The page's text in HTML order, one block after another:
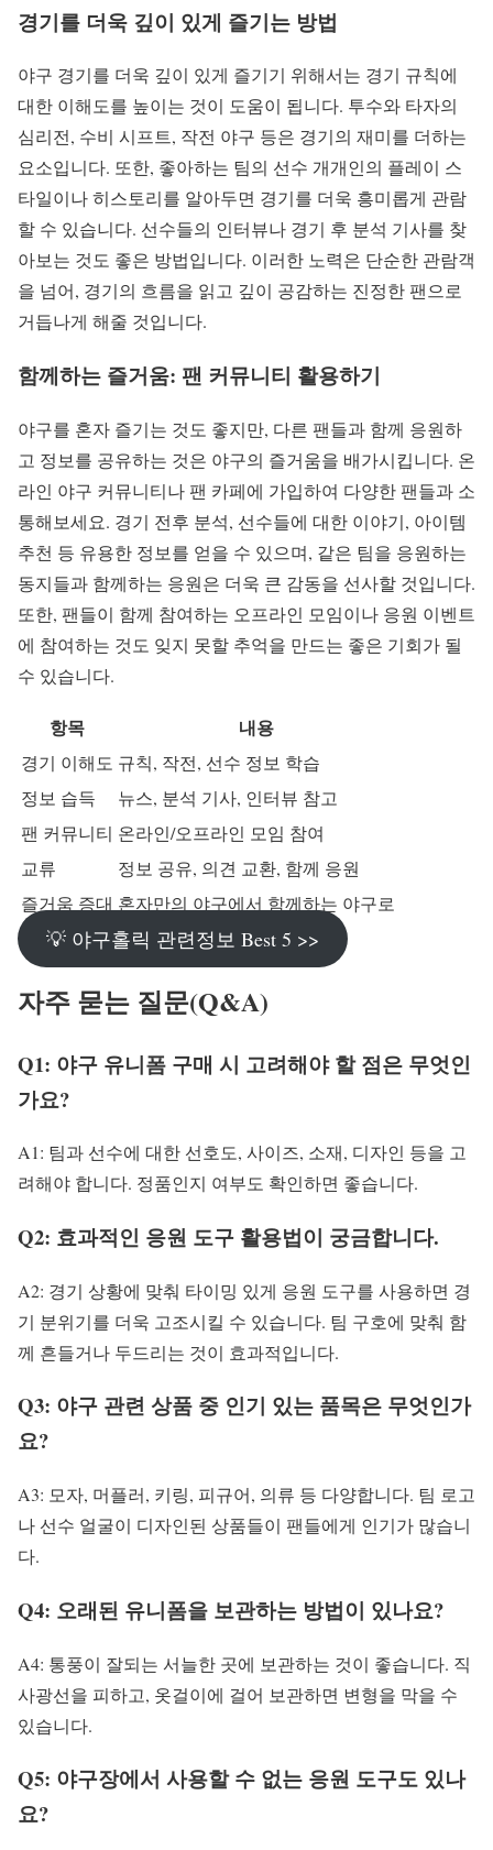
경기를 더욱 깊이 있게 즐기는 방법
야구 경기를 더욱 깊이 있게 즐기기 위해서는 경기 규칙에
대한 이해도를 높이는 것이 도움이 됩니다. 투수와 타자의
심리전, 수비 시프트, 작전 야구 등은 경기의 재미를 더하는
요소입니다. 또한, 좋아하는 팀의 선수 개개인의 플레이 스
타일이나 히스토리를 알아두면 경기를 더욱 흥미롭게 관람
할 수 있습니다. 선수들의 인터뷰나 경기 후 분석 기사를 찾
아보는 것도 좋은 방법입니다. 이러한 노력은 단순한 관람객
을 넘어, 경기의 흐름을 읽고 깊이 공감하는 진정한 팬으로
거듭나게 해줄 것입니다.
함께하는 즐거움: 팬 커뮤니티 활용하기
야구를 혼자 즐기는 것도 좋지만, 다른 팬들과 함께 응원하
고 정보를 공유하는 것은 야구의 즐거움을 배가시킵니다. 온
라인 야구 커뮤니티나 팬 카페에 가입하여 다양한 팬들과 소
통해보세요. 경기 전후 분석, 선수들에 대한 이야기, 아이템
추천 등 유용한 정보를 얻을 수 있으며, 같은 팀을 응원하는
동지들과 함께하는 응원은 더욱 큰 감동을 선사할 것입니다.
또한, 팬들이 함께 참여하는 오프라인 모임이나 응원 이벤트
에 참여하는 것도 잊지 못할 추억을 만드는 좋은 기회가 될
수 있습니다.
항목 내용
경기 이해도 규칙, 작전, 선수 정보 학습
정보 습득
뉴스, 분석 기사, 인터뷰 참고
팬 커뮤니티 온라인/오프라인 모임 참여
교류
정보 공유, 의견 교환, 함께 응원
즐거움 증대 혼자만의 야구에서 함께하는 야구로
💡 야구홀릭 관련정보 Best 5 >>
자주 묻는 질문(Q&A)
Q1: 야구 유니폼 구매 시 고려해야 할 점은 무엇인
가요?
A1: 팀과 선수에 대한 선호도, 사이즈, 소재, 디자인 등을 고
려해야 합니다. 정품인지 여부도 확인하면 좋습니다.
Q2: 효과적인 응원 도구 활용법이 궁금합니다.
A2: 경기 상황에 맞춰 타이밍 있게 응원 도구를 사용하면 경
기 분위기를 더욱 고조시킬 수 있습니다. 팀 구호에 맞춰 함
께 흔들거나 두드리는 것이 효과적입니다.
Q3: 야구 관련 상품 중 인기 있는 품목은 무엇인가
요?
A3: 모자, 머플러, 키링, 피규어, 의류 등 다양합니다. 팀 로고
나 선수 얼굴이 디자인된 상품들이 팬들에게 인기가 많습니
다.
Q4: 오래된 유니폼을 보관하는 방법이 있나요?
A4: 통풍이 잘되는 서늘한 곳에 보관하는 것이 좋습니다. 직
사광선을 피하고, 옷걸이에 걸어 보관하면 변형을 막을 수
있습니다.
Q5: 야구장에서 사용할 수 없는 응원 도구도 있나
요?